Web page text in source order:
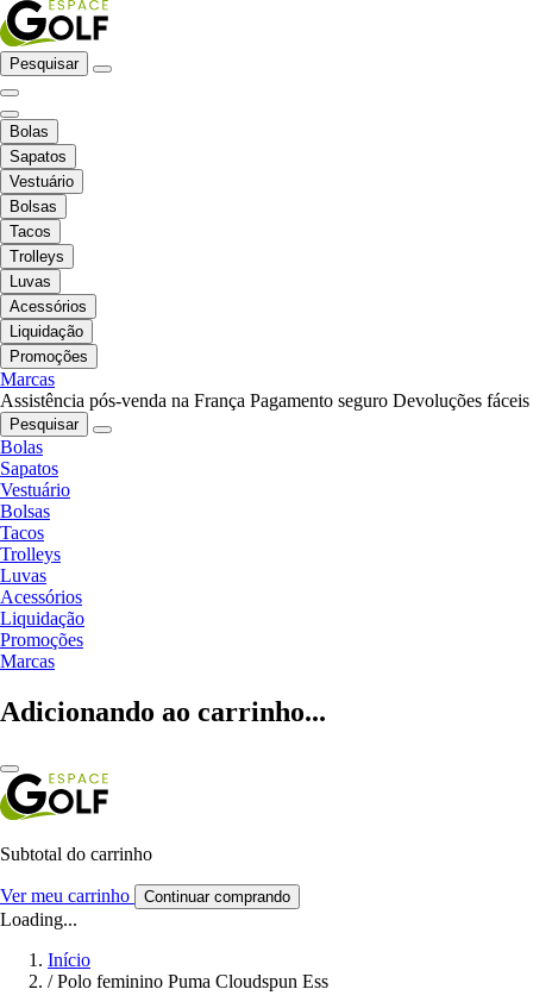
Pesquisar
Bolas
Sapatos
Vestuário
Bolsas
Tacos
Trolleys
Luvas
Acessórios
Liquidação
Promoções
Marcas
Assistência pós-venda na França Pagamento seguro Devoluções fáceis
Pesquisar
Bolas
Sapatos
Vestuário
Bolsas
Tacos
Trolleys
Luvas
Acessórios
Liquidação
Promoções
Marcas
Adicionando ao carrinho...
Subtotal do carrinho
Ver meu carrinho Continuar comprando
Loading...
Início
/ Polo feminino Puma Cloudspun Ess